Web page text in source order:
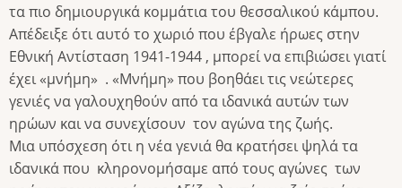
τα πιο δημιουργικά κομμάτια του θεσσαλικού κάμπου.
Απέδειξε ότι αυτό το χωριό που έβγαλε ήρωες στην
Εθνική Αντίσταση 1941-1944 , μπορεί να επιβιώσει γιατί
έχει «μνήμη» . «Μνήμη» που βοηθάει τις νεώτερες
γενιές να γαλουχηθούν από τα ιδανικά αυτών των
ηρώων και να συνεχίσουν τον αγώνα της ζωής.
Μια υπόσχεση ότι η νέα γενιά θα κρατήσει ψηλά τα
ιδανικά που κληρονομήσαμε από τους αγώνες των